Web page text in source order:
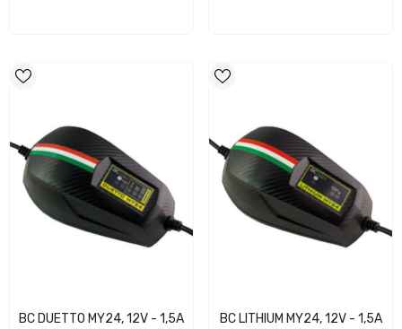
BC DUETTO MY24, 12V - 1,5A
BC LITHIUM MY24, 12V - 1,5A